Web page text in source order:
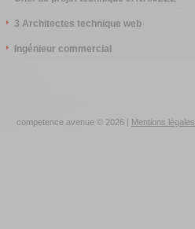
3 Architectes technique web
Ingénieur commercial
competence avenue © 2026 | Mentions légales